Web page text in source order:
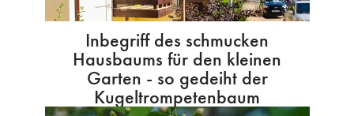
Inbegriff des schmucken
Hausbaums für den kleinen
Garten - so gedeiht der
Kugeltrompetenbaum